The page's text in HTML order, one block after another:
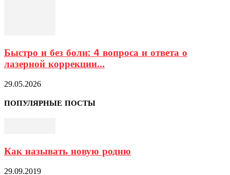
Быстро и без боли: 4 вопроса и ответа о
лазерной коррекции...
29.05.2026
ПОПУЛЯРНЫЕ ПОСТЫ
Как называть новую родню
29.09.2019